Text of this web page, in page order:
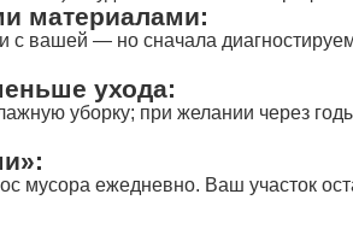
материалами:
с вашей — но сначала
ухода:
уборку; при желании через
мусора ежедневно. Ваш участок